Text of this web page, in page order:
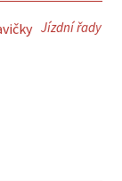
Jízdní řady